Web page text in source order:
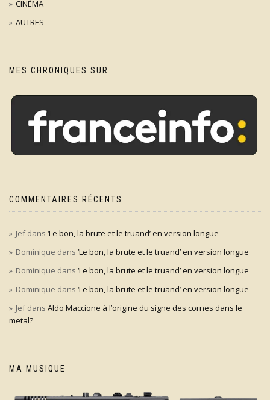
CINÉMA
AUTRES
MES CHRONIQUES SUR
COMMENTAIRES RÉCENTS
Jefdans ‘Le bon, la brute et le truand’ en version longue
Dominique dans ‘Le bon, la brute et le truand’ en version longue
Dominique dans ‘Le bon, la brute et le truand’ en version longue
Dominique dans ‘Le bon, la brute et le truand’ en version longue
Jefdans Aldo Maccione à l’origine du signe des cornes dans le
metal?
MA MUSIQUE